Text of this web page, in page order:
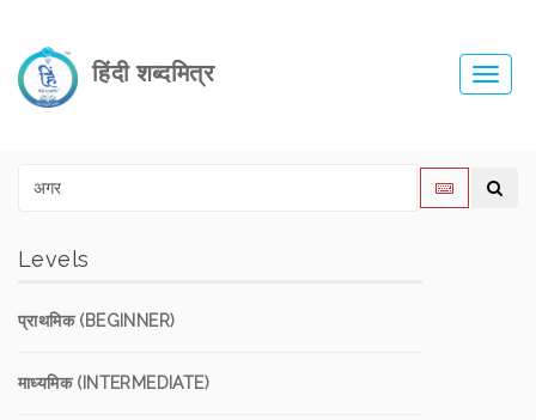
हिंदी शब्दमित्र
Levels
प्राथमिक (BEGINNER)
माध्यमिक (INTERMEDIATE)